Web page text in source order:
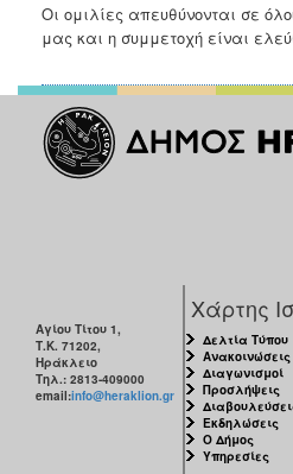
Οι ομιλίες απευθύνονται σε
μας και η συμμετοχή είναι
Αγίου Τίτου 1,
Τ.Κ. 71202,
Ηράκλειο
Τηλ.: 2813-409000
email:info@heraklion.gr
Χάρτης
Δελτία Τύπου
Ανακοινώσεις
Διαγωνισμοί
Προσλήψεις
Εκδηλώσεις
Ο Δήμος
Υπηρεσίες